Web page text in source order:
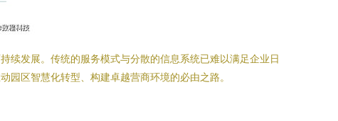
续发展。传统的服务模式与分散的信息系统已难以满足企业日
区智慧化转型、构建卓越营商环境的必由之路。